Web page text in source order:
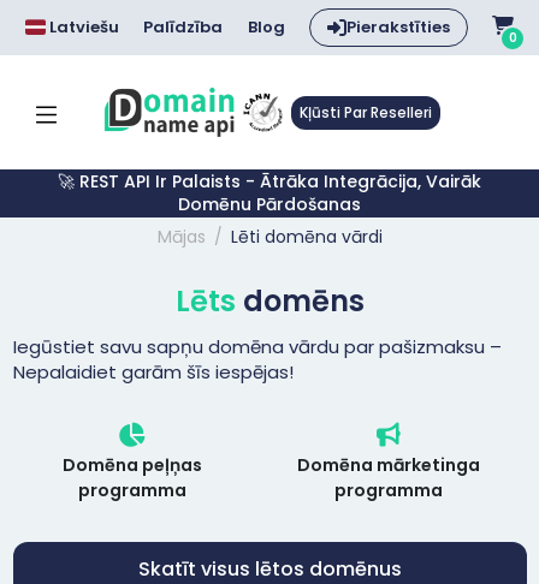
Latviešu Palīdzība Blog Pierakstīties 0
Kļūsti Par Reselleri
🚀 REST API Ir Palaists - Ātrāka Integrācija, Vairāk
Domēnu Pārdošanas
Mājas
Lēti domēna vārdi
Lēts domēns
Iegūstiet savu sapņu domēna vārdu par pašizmaksu –
Nepalaidiet garām šīs iespējas!
Domēna peļņas
programma
Domēna mārketinga
programma
Skatīt visus lētos domēnus